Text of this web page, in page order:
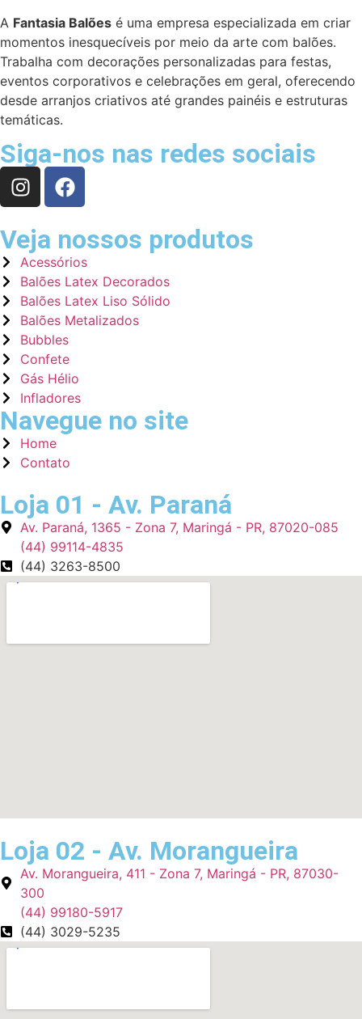
A Fantasia Balões é uma empresa especializada em criar
momentos inesquecíveis por meio da arte com balões.
Trabalha com decorações personalizadas para festas,
eventos corporativos e celebrações em geral, oferecendo
desde arranjos criativos até grandes painéis e estruturas
temáticas.
Siga-nos nas redes sociais
Veja nossos produtos
Acessórios
Balões Latex Decorados
Balões Latex Liso Sólido
Balões Metalizados
Bubbles
Confete
Gás Hélio
Infladores
Navegue no site
Home
Contato
Loja 01 - Av. Paraná
Av. Paraná, 1365 - Zona 7, Maringá - PR, 87020-085
(44) 99114-4835
(44) 3263-8500
Loja 02 - Av. Morangueira
Av. Morangueira, 411 - Zona 7, Maringá - PR, 87030-
300
(44) 99180-5917
(44) 3029-5235